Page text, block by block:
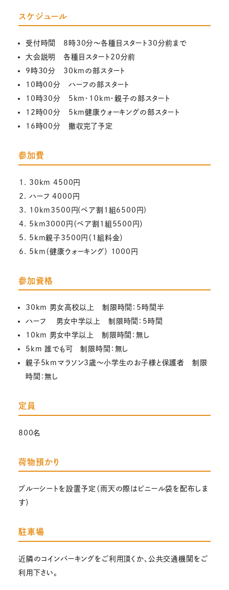
スケジュール
受付時間 8時30分～各種目スタート30分前まで
大会説明 各種目スタート20分前
9時30分 30kmの部スタート
10時00分 ハーフの部スタート
10時30分 5km・10km・親子の部スタート
12時00分 5km健康ウォーキングの部スタート
16時00分 撤収完了予定
参加費
30km 4500円
ハーフ 4000円
10km3500円(ペア割1組6500円)
5km3000円（ペア割1組5500円）
5km親子3500円（1組料金）
5km（健康ウォーキング） 1000円
参加資格
30km 男女高校以上 制限時間：5時間半
ハーフ 男女中学以上 制限時間：5時間
10km 男女中学以上 制限時間：無し
5km 誰でも可 制限時間：無し
親子5kmマラソン3歳～小学生のお子様と保護者 制限
時間：無し
定員
800名
荷物預かり
ブルーシートを設置予定（雨天の際はビニール袋を配布しま
す）
駐車場
近隣のコインパーキングをご利用頂くか、公共交通機関をご
利用下さい。